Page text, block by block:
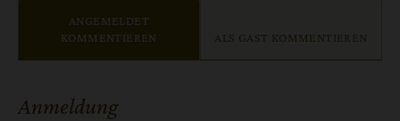
ANGEMELDET
KOMMENTIEREN
ALS GAST KOMMENTIEREN
Anmeldung